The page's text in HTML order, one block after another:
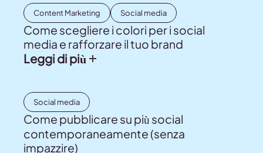
Content Marketing Social media
Come scegliere i colori per i social
media e rafforzare il tuo brand
Leggi di più
Social media
Come pubblicare su più social
contemporaneamente (senza
impazzire)